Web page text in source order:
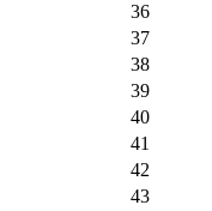
36
37
38
39
40
41
42
43